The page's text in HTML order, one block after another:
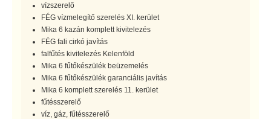
vízszerelő
FÉG vízmelegítő szerelés XI. kerület
Mika 6 kazán komplett kivitelezés
FÉG fali cirkó javítás
falfűtés kivitelezés Kelenföld
Mika 6 fűtőkészülék beüzemelés
Mika 6 fűtőkészülék garanciális javítás
Mika 6 komplett szerelés 11. kerület
fűtésszerelő
víz, gáz, fűtésszerelő